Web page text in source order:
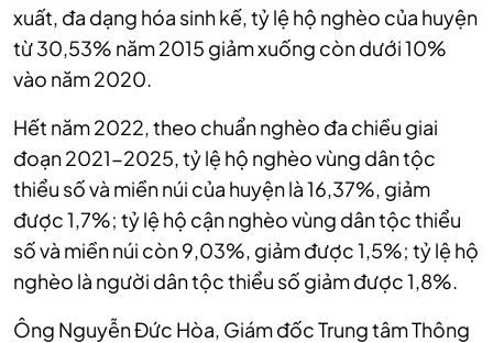
xuất, đa dạng hóa sinh kế, tỷ lệ hộ nghèo của huyện
từ 30,53% năm 2015 giảm xuống còn dưới 10%
vào năm 2020.
Hết năm 2022, theo chuẩn nghèo đa chiều giai
đoạn 2021-2025, tỷ lệ hộ nghèo vùng dân tộc
thiểu số và miền núi của huyện là 16,37%, giảm
được 1,7%; tỷ lệ hộ cận nghèo vùng dân tộc thiểu
số và miền núi còn 9,03%, giảm được 1,5%; tỷ lệ hộ
nghèo là người dân tộc thiểu số giảm được 1,8%.
Ông Nguyễn Đức Hòa, Giám đốc Trung tâm Thông